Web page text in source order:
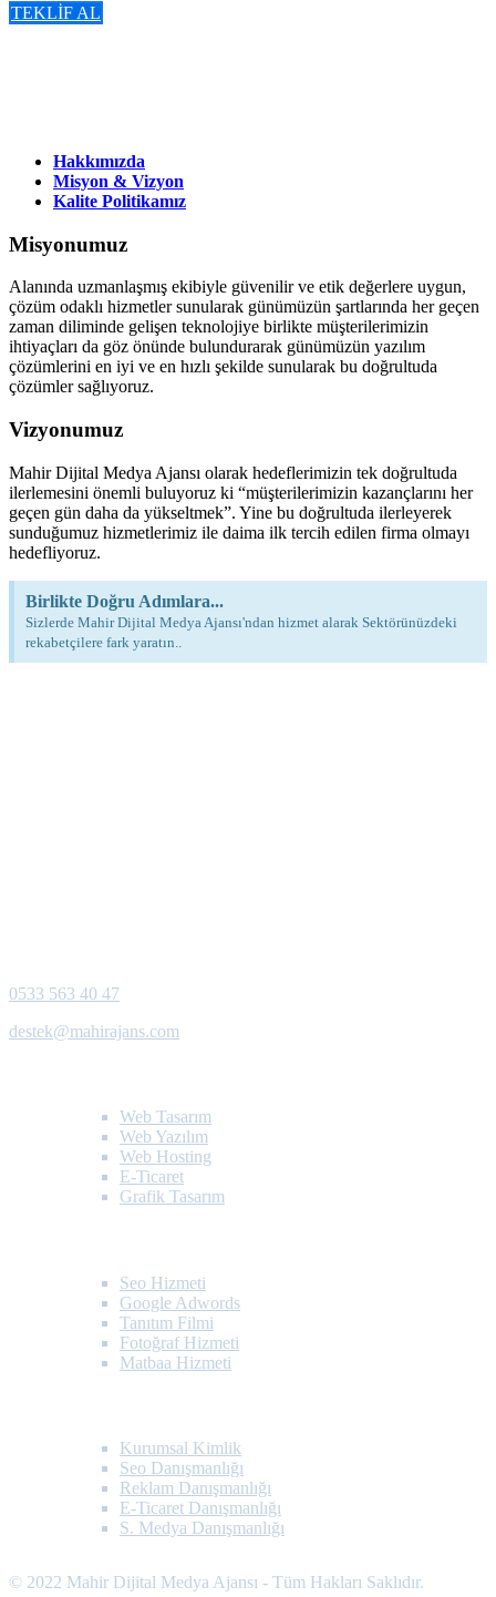
TEKLİF AL
Hakkımızda
Misyon & Vizyon
Kalite Politikamız
Misyonumuz
Alanında uzmanlaşmış ekibiyle güvenilir ve etik değerlere uygun,
çözüm odaklı hizmetler sunularak günümüzün şartlarında her geçen
zaman diliminde gelişen teknolojiye birlikte müşterilerimizin
ihtiyaçları da göz önünde bulundurarak günümüzün yazılım
çözümlerini en iyi ve en hızlı şekilde sunularak bu doğrultuda
çözümler sağlıyoruz.
Vizyonumuz
Mahir Dijital Medya Ajansı olarak hedeflerimizin tek doğrultuda
ilerlemesini önemli buluyoruz ki “müşterilerimizin kazançlarını her
geçen gün daha da yükseltmek”. Yine bu doğrultuda ilerleyerek
sunduğumuz hizmetlerimiz ile daima ilk tercih edilen firma olmayı
hedefliyoruz.
Birlikte Doğru Adımlara...
Sizlerde Mahir Dijital Medya Ajansı'ndan hizmet alarak Sektörünüzdeki
rekabetçilere fark yaratın..
0533 563 40 47
destek@mahirajans.com
Web Tasarım
Web Yazılım
Web Hosting
E-Ticaret
Grafik Tasarım
Seo Hizmeti
Google Adwords
Tanıtım Filmi
Fotoğraf Hizmeti
Matbaa Hizmeti
Kurumsal Kimlik
Seo Danışmanlığı
Reklam Danışmanlığı
E-Ticaret Danışmanlığı
S. Medya Danışmanlığı
© 2022 Mahir Dijital Medya Ajansı - Tüm Hakları Saklıdır.